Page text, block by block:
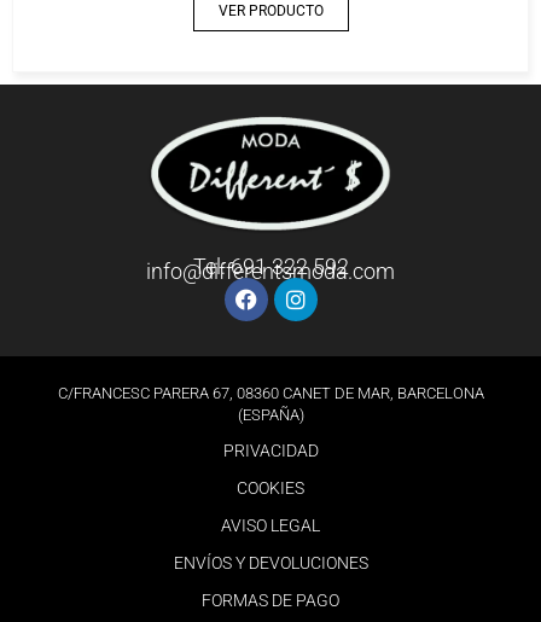
VER PRODUCTO
Tel: 691 322 592
info@differentsmoda.com
C/FRANCESC PARERA 67, 08360 CANET DE MAR, BARCELONA
(ESPAÑA)
PRIVACIDAD
COOKIES
AVISO LEGAL
ENVÍOS Y DEVOLUCIONES
FORMAS DE PAGO